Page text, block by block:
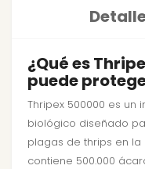
¿Qué es
puede
Thripex 500000 es
biológico diseñado
plagas de thrips en la
contiene 500.000